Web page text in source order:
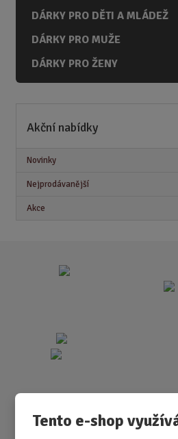
Tento e-shop
DÁRKY PRO DĚTI A MLÁDEŽ
DÁRKY PRO MUŽE
DÁRKY PRO ŽENY
Akční nabídky
Novinky
Nejprodávanější
Akce